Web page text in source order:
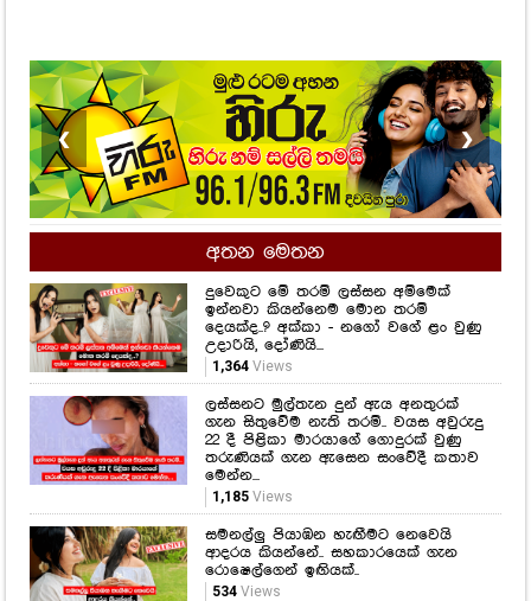
❮ ❯
අතන මෙතන
දුවෙකුට මේ තරම් ලස්සන අම්මෙක්
ඉන්නවා කියන්නෙම මොන තරම්
දෙයක්ද..? අක්කා - නගෝ වගේ ළං වුණු
උදාරියි, දෝණියි...
1,364Views
ලස්සනට මුල්තැන දුන් ඇය අනතුරක්
ගැන සිතුවේම නැති තරම්.. වයස අවුරුදු
22 දී පිළිකා මාරයාගේ ගොදුරක් වුණු
තරුණියක් ගැන ඇසෙන සංවේදී කතාව
මෙන්න...
1,185 Views
සමනල්ලු පියාඹන හැඟීමට නෙවෙයි
ආදරය කියන්නේ.. සහකාරයෙක් ගැන
රොෂෙල්ගෙන් ඉඟියක්..
534Views
නිකිණි මාසයේ උපන් ඔබත් මේ වගේද..?
543Views